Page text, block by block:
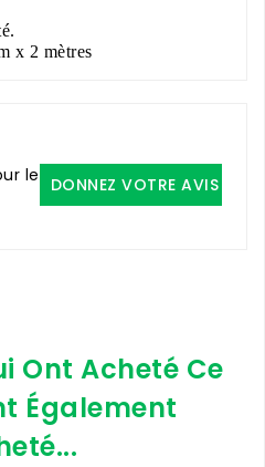
x 2 mètres
DONNEZ VOTRE AVIS
le
Ont Acheté Ce
Également